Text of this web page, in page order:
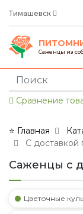
Тимашевск
Саженцы из
Сравнение
⭐ Главная
С доставкой
Саженцы с
Цветочные